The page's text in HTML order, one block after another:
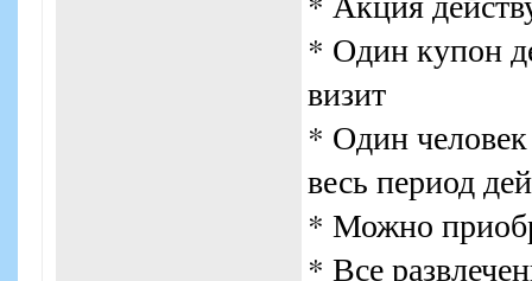
* Один купон
визит
* Один человек
весь период
* Можно
* Все